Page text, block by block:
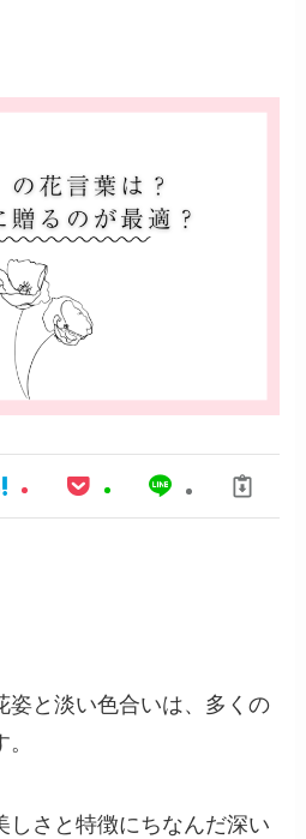
姿と淡い色合いは、多くの
しさと特徴にちなんだ深い